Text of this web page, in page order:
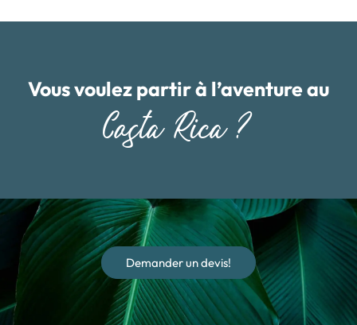
Vous voulez partir à l’aventure au
Costa Rica ?
Demander un devis!